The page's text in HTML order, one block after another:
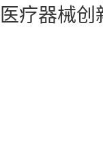
医疗器械创